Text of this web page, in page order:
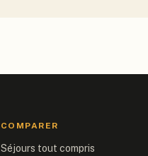
COMPARER
Séjours tout compris